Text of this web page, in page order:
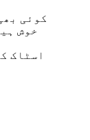
کوئی
خوش
اسٹاک